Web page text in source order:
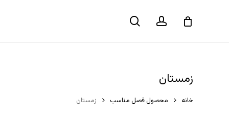
جستجوحساب
کاربری سبد خرید
زمستان
خانه محصول فصل مناسب زمستان